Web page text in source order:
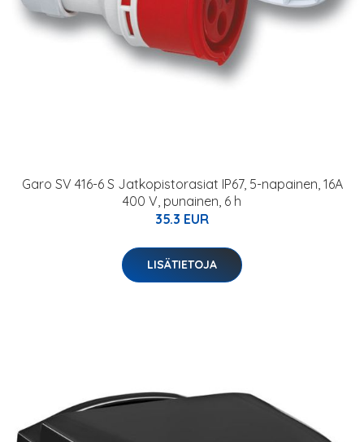
Garo SV 416-6 S Jatkopistorasiat IP67, 5-napainen, 16A
400 V, punainen, 6 h
35.3 EUR
LISÄTIETOJA